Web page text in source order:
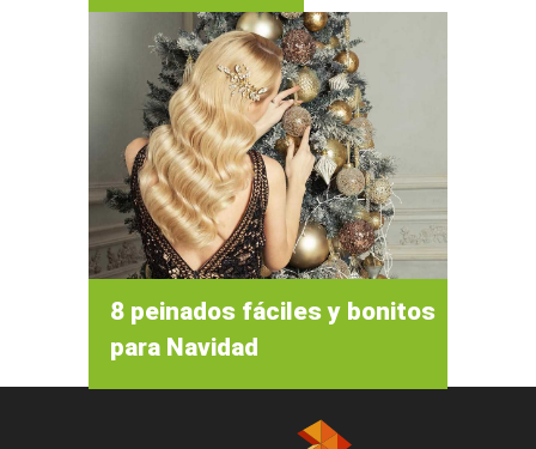
8 peinados fáciles y bonitos
para Navidad